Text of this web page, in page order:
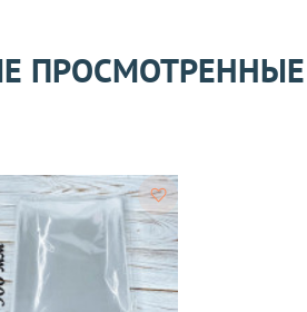
Закону «О защите прав потребителей»
ПРОСМОТРЕННЫЕ